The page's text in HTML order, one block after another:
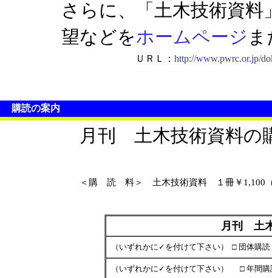
さらに、「土木技術資
望などをホームページ
ＵＲＬ： http://www.pwrc.or.jp/
購読の案内
月刊 土木技術資料の
＜購 読 料＞ 土木技術資料 １冊￥1,100（税
月刊 土
（いずれかに✓を付けて下さい） □ 団体
（いずれかに✓を付けて下さい）
□ 年